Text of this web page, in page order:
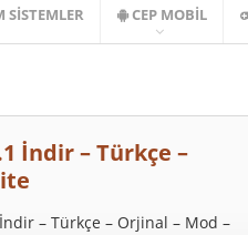
SISTEMLER CEP MOBIL
İndir – Türkçe –
– Türkçe – Orjinal – Mod –